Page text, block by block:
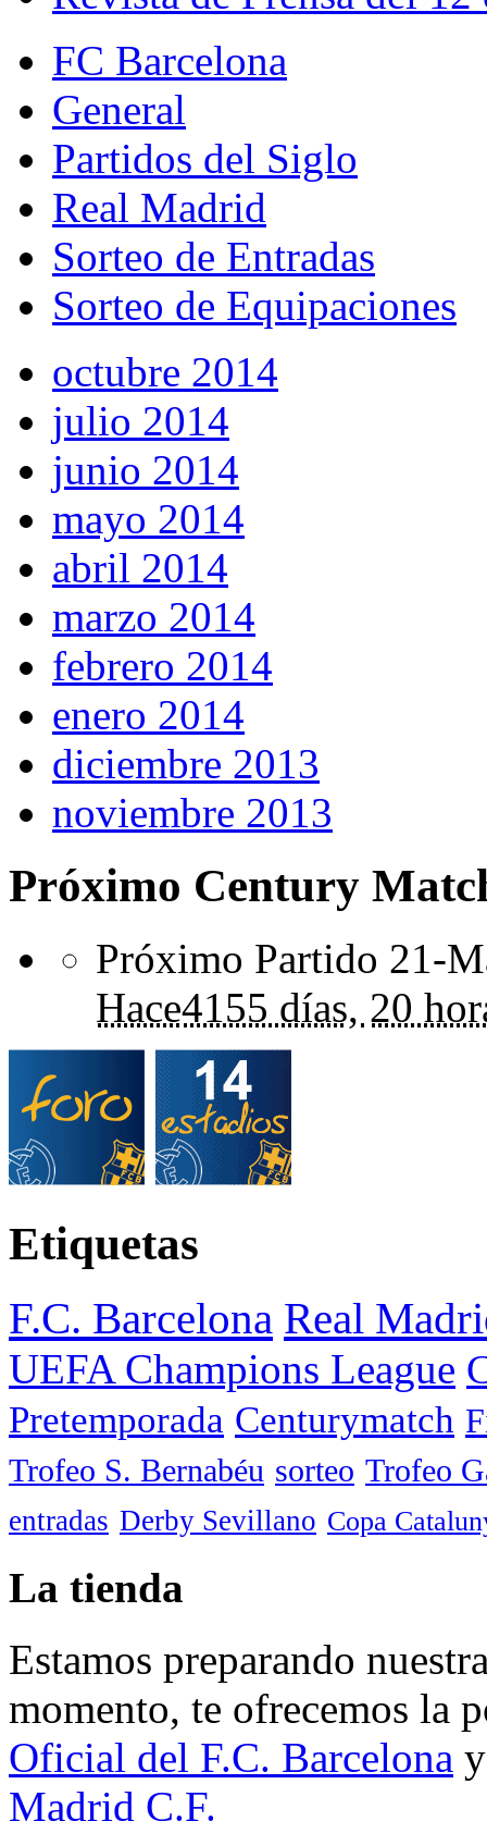
FC Barcelona
General
Partidos del Siglo
Real Madrid
Sorteo de Entradas
Sorteo de Equipaciones
octubre 2014
julio 2014
junio 2014
mayo 2014
abril 2014
marzo 2014
febrero 2014
enero 2014
diciembre 2013
noviembre 2013
Próximo Century
Próximo Partido 21-
Hace4155 días, 20
Etiquetas
F.C. Barcelona Real
UEFA Champions League
Pretemporada Centurymatch
Trofeo S. Bernabéu sorteo Trofeo
entradas Derby Sevillano Copa
La tienda
Estamos preparando
momento, te ofrecemos la
Oficial del F.C. Barcelona
Madrid C.F.